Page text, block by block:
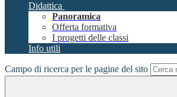
Didattica
Panoramica
Offerta formativa
I progetti delle classi
Info utili
Campo di ricerca per le pagine del sito